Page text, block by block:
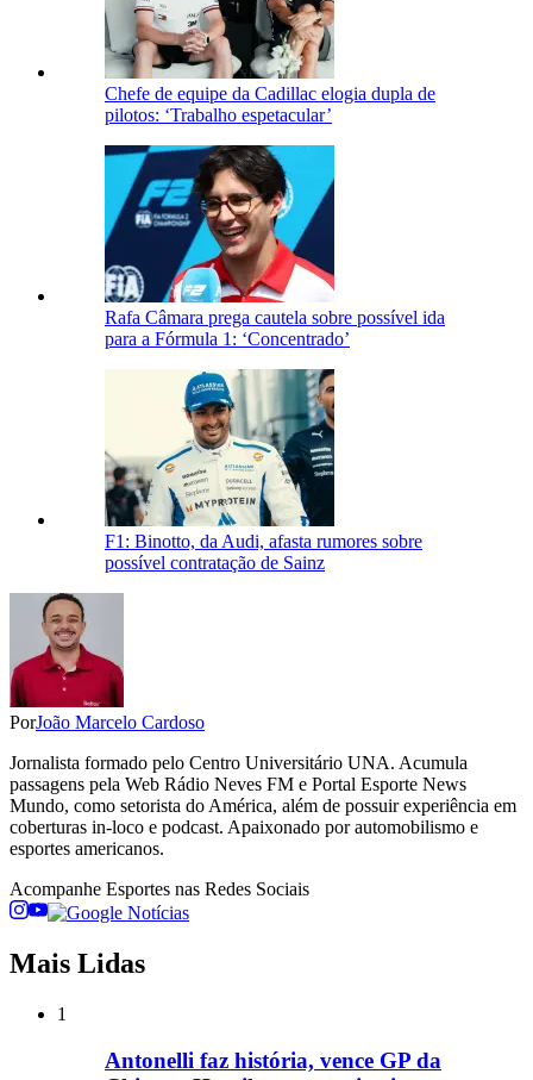
Chefe de equipe da Cadillac elogia dupla de
pilotos: ‘Trabalho espetacular’
Rafa Câmara prega cautela sobre possível ida
para a Fórmula 1: ‘Concentrado’
F1: Binotto, da Audi, afasta rumores sobre
possível contratação de Sainz
PorJoão Marcelo Cardoso
Jornalista formado pelo Centro Universitário UNA. Acumula
passagens pela Web Rádio Neves FM e Portal Esporte News
Mundo, como setorista do América, além de possuir experiência em
coberturas in-loco e podcast. Apaixonado por automobilismo e
esportes americanos.
Acompanhe Esportes nas Redes Sociais
Mais Lidas
1
Antonelli faz história, vence GP da